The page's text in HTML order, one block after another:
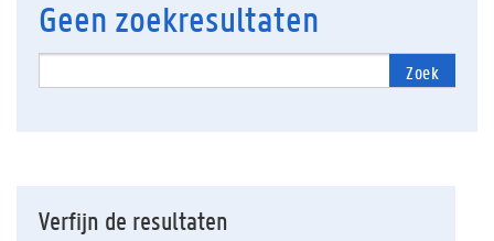
Geen zoekresultaten
Zoek
Verfijn de resultaten